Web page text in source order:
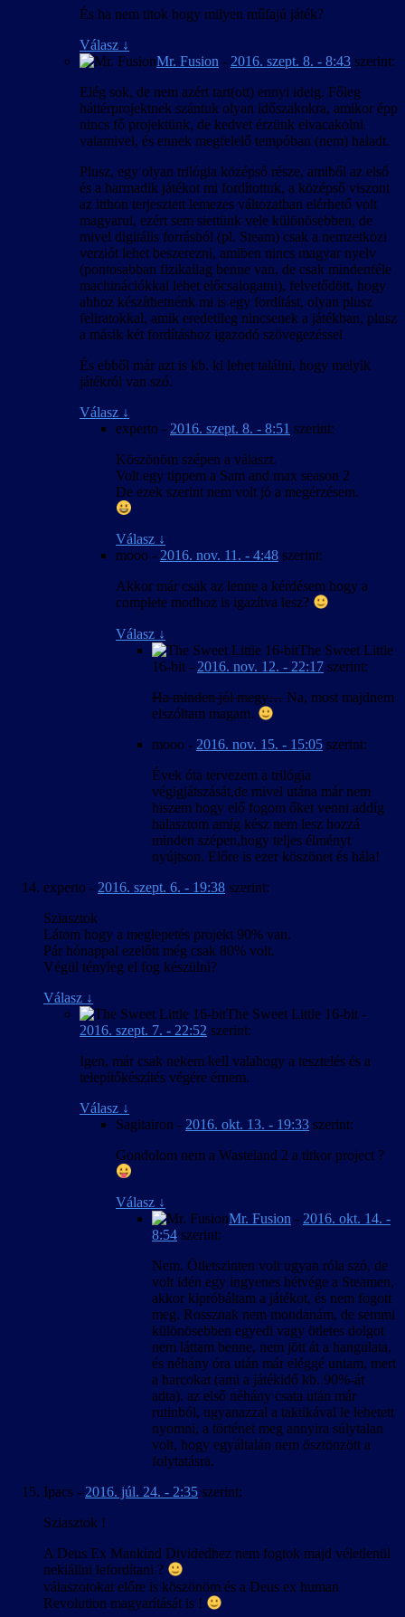
És ha nem titok hogy milyen műfajú játék?
Válasz ↓
Mr. Fusion - 2016. szept. 8. - 8:43 szerint:
Elég sok, de nem azért tart(ott) ennyi ideig. Főleg
háttérprojektnek szántuk olyan időszakokra, amikor épp
nincs fő projektünk, de kedvet érzünk elvacakolni
valamivel, és ennek megfelelő tempóban (nem) haladt.
Plusz, egy olyan trilógia középső része, amiből az első
és a harmadik játékot mi fordítottuk, a középső viszont
az itthon terjesztett lemezes változatban elérhető volt
magyarul, ezért sem siettünk vele különösebben, de
mivel digitális forrásból (pl. Steam) csak a nemzetközi
verziót lehet beszerezni, amiben nincs magyar nyelv
(pontosabban fizikailag benne van, de csak mindenféle
machinációkkal lehet előcsalogatni), felvetődött, hogy
ahhoz készíthetnénk mi is egy fordítást, olyan plusz
feliratokkal, amik eredetileg nincsenek a játékban, plusz
a másik két fordításhoz igazodó szövegezéssel
És ebből már azt is kb. ki lehet találni, hogy melyik
játékról van szó.
Válasz ↓
experto - 2016. szept. 8. - 8:51 szerint:
Köszönöm szépen a választ.
Volt egy tippem a Sam and max season 2
De ezek szerint nem volt jó a megérzésem.
Válasz ↓
mooo - 2016. nov. 11. - 4:48 szerint:
Akkor már csak az lenne a kérdésem hogy a
complete modhoz is igazítva lesz?
Válasz ↓
The Sweet Little
16-bit - 2016. nov. 12. - 22:17 szerint:
Ha minden jól megy… Na, most majdnem
elszóltam magam.
mooo - 2016. nov. 15. - 15:05 szerint:
Évek óta tervezem a trilógia
végigjátszását,de mivel utána már nem
hiszem hogy elő fogom őket venni addíg
halasztom amíg kész nem lesz hozzá
minden szépen,hogy teljes élményt
nyújtson. Előre is ezer köszönet és hála!
experto - 2016. szept. 6. - 19:38 szerint:
Sziasztok
Látom hogy a meglepetés projekt 90% van.
Pár hónappal ezelőtt még csak 80% volt.
Végül tényleg el fog készülni?
Válasz ↓
The Sweet Little 16-bit -
2016. szept. 7. - 22:52 szerint:
Igen, már csak nekem kell valahogy a tesztelés és a
telepítőkészítés végére érnem.
Válasz ↓
Sagitairon - 2016. okt. 13. - 19:33 szerint:
Gondolom nem a Wasteland 2 a titkor project ?
Válasz ↓
Mr. Fusion - 2016. okt. 14. -
8:54 szerint:
Nem. Ötletszinten volt ugyan róla szó, de
volt idén egy ingyenes hétvége a Steamen,
akkor kipróbáltam a játékot, és nem fogott
meg. Rossznak nem mondanám, de semmi
különösebben egyedi vagy ötletes dolgot
nem láttam benne, nem jött át a hangulata,
és néhány óra után már eléggé untam, mert
a harcokat (ami a játékidő kb. 90%-át
adta). az első néhány csata után már
rutinból, ugyanazzal a taktikával le lehetett
nyomni, a történet meg annyira súlytalan
volt, hogy egyáltalán nem ösztönzött a
folytatásra.
Ipacs - 2016. júl. 24. - 2:35 szerint:
Sziasztok !
A Deus Ex Mankind Dividedhez nem fogtok majd véletlenül
nekiállni lefordítani ?
válaszotokat előre is köszönöm és a Deus ex human
Revolution magyarítását is !